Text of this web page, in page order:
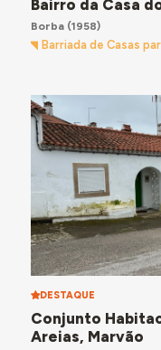
Bairro da Casa
Borba(1958)
Barriada de Casas
DESTAQUE
Conjunto
Areias, Marvão